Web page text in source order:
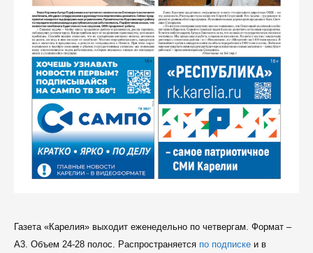
Газета «Карелия» выходит еженедельно по четвергам. Формат –
A3. Объем 24-28 полос. Распространяется по подпискеи в